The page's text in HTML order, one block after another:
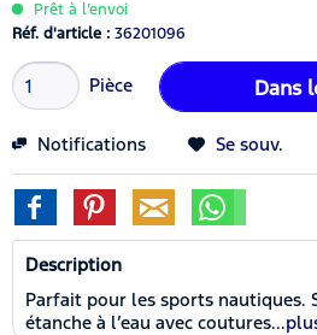
Prêt à l’envoi
Réf. d'article : 36201096
Pièce Dans
Notifications Se souv.
Description
Parfait pour les sports nautiques.
étanche à l’eau avec coutures...